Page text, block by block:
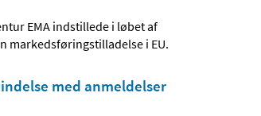
EMA indstillede i løbet af
markedsføringstilladelse i EU.
med anmeldelser